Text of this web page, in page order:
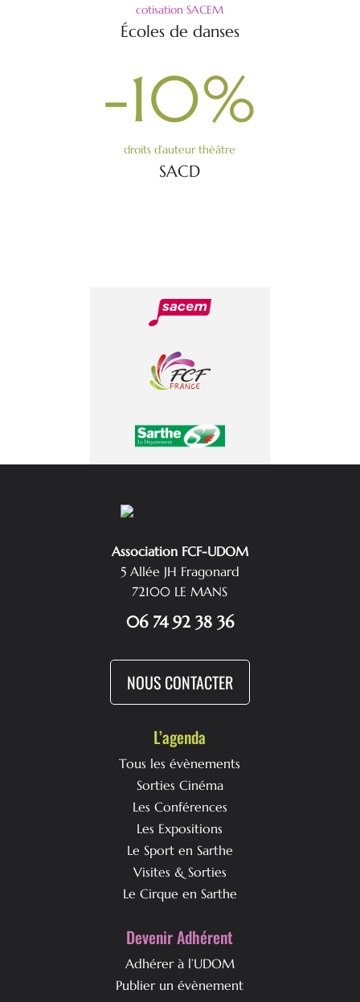
cotisation SACEM
Écoles de danses
-10%
droits d’auteur théâtre
SACD
Association FCF-UDOM
5 Allée JH Fragonard
72100 LE MANS
06 74 92 38 36
NOUS CONTACTER
L’agenda
Tous les évènements
Sorties Cinéma
Les Conférences
Les Expositions
Le Sport en Sarthe
Visites & Sorties
Le Cirque en Sarthe
Devenir Adhérent
Adhérer à l’UDOM
Publier un évènement